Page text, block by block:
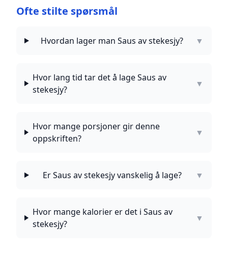
Ofte stilte spørsmål
Hvordan lager man Saus av stekesjy? ▼
Hvor lang tid tar det å lage Saus av
stekesjy?
▼
Hvor mange porsjoner gir denne
oppskriften?
▼
Er Saus av stekesjy vanskelig å lage? ▼
Hvor mange kalorier er det i Saus av
stekesjy?
▼